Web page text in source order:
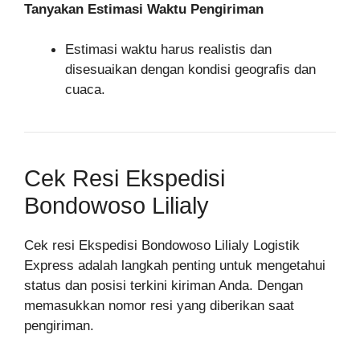
Tanyakan Estimasi Waktu Pengiriman
Estimasi waktu harus realistis dan
disesuaikan dengan kondisi geografis dan
cuaca.
Cek Resi Ekspedisi
Bondowoso Lilialy
Cek resi Ekspedisi Bondowoso Lilialy Logistik
Express adalah langkah penting untuk mengetahui
status dan posisi terkini kiriman Anda. Dengan
memasukkan nomor resi yang diberikan saat
pengiriman.